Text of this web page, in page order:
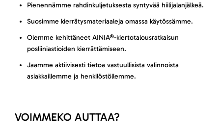
Pienennämme rahdinkuljetuksesta syntyvää hiilijalanjälkeä.
Suosimme kierrätysmateriaaleja omassa käytössämme.
Olemme kehittäneet AINIA®-kiertotalousratkaisun
posliiniastioiden kierrättämiseen.
Jaamme aktiivisesti tietoa vastuullisista valinnoista
asiakkaillemme ja henkilöstöllemme.
VOIMMEKO AUTTAA?